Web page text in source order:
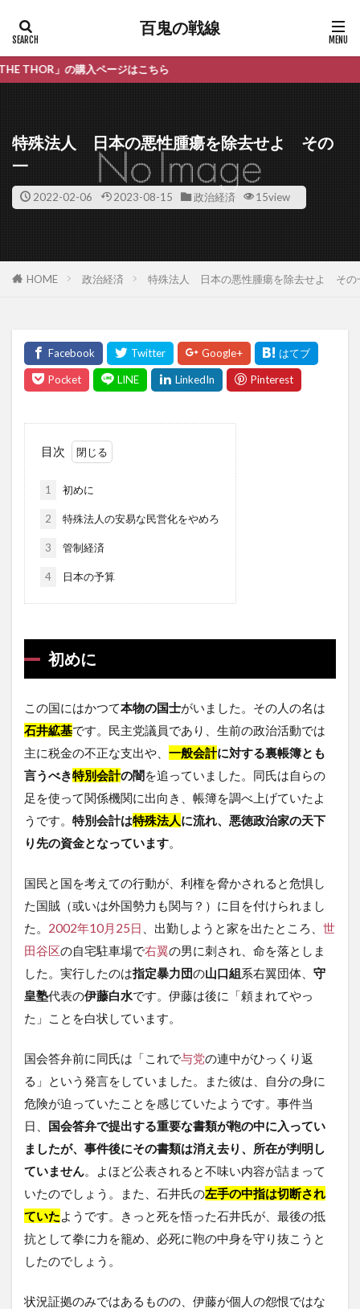
百鬼の戦線
ージはこちら
特殊法人 日本の悪性腫瘍を除去せよ その
一
2022-02-06 2023-08-15 政治経済 15view
HOME 政治経済 特殊法人 日本の悪性腫瘍を除去せよ その
目次
1 初めに
2 特殊法人の安易な民営化をやめろ
3 管制経済
4 日本の予算
初めに
この国にはかつて本物の国士がいました。その人の名は
石井絋基です。民主党議員であり、生前の政治活動では
主に税金の不正な支出や、 一般会計に対する裏帳簿とも
言うべき特別会計の闇を追っていました。同氏は自らの
足を使って関係機関に出向き、帳簿を調べ上げていたよ
うです。 特別会計は特殊法人に流れ、悪徳政治家の天下
り先の資金となっています。
国民と国を考えての行動が、利権を脅かされると危惧し
た国賊（或いは外国勢力も関与？）に目を付けられまし
た。 2002年10月25日 、出勤しようと家を出たところ、 世
田谷区の自宅駐車場で右翼の男に刺され、命を落としま
した。実行したのは指定暴力団の山口組系右翼団体、 守
皇塾代表の伊藤白水です。伊藤は後に「頼まれてやっ
た」ことを白状しています。
国会答弁前に同氏は「これで与党の連中がひっくり返
る」という発言をしていました。また彼は、自分の身に
危険が迫っていたことを感じていたようです。事件当
日、 国会答弁で提出する重要な書類が鞄の中に入ってい
ましたが、事件後にその書類は消え去り、所在が判明し
ていません。よほど公表されると不味い内容が詰まって
いたのでしょう。また、石井氏の左手の中指は切断され
ていたようです。きっと死を悟った石井氏が、最後の抵
抗として拳に力を籠め、必死に鞄の中身を守り抜こうと
したのでしょう。
状況証拠のみではあるものの、伊藤が個人の怨恨ではな